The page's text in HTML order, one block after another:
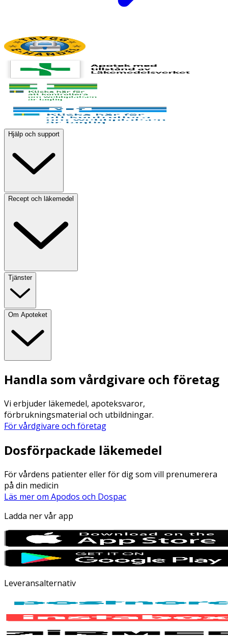
Hjälp och support
Recept och läkemedel
Tjänster
Om Apoteket
Handla som vårdgivare och företag
Vi erbjuder läkemedel, apoteksvaror,
förbrukningsmaterial och utbildningar.
För vårdgivare och företag
Dosförpackade läkemedel
För vårdens patienter eller för dig som vill prenumerera
på din medicin
Läs mer om Apodos och Dospac
Ladda ner vår app
Leveransalternativ